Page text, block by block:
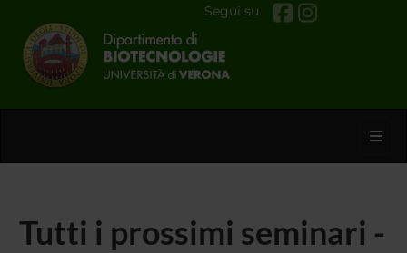
Segui su
Tutti i prossimi seminari -